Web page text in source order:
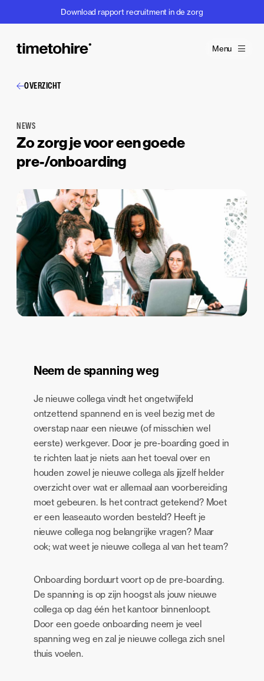
Download rapport recruitment in de zorg
Menu
OVERZICHT
NEWS
Zo zorg je voor een goede
pre-/onboarding
Neem de spanning weg
Je nieuwe collega vindt het ongetwijfeld
ontzettend spannend en is veel bezig met de
overstap naar een nieuwe (of misschien wel
eerste) werkgever. Door je pre-boarding goed in
te richten laat je niets aan het toeval over en
houden zowel je nieuwe collega als jijzelf helder
overzicht over wat er allemaal aan voorbereiding
moet gebeuren. Is het contract getekend? Moet
er een leaseauto worden besteld? Heeft je
nieuwe collega nog belangrijke vragen? Maar
ook; wat weet je nieuwe collega al van het team?
Onboarding borduurt voort op de pre-boarding.
De spanning is op zijn hoogst als jouw nieuwe
collega op dag één het kantoor binnenloopt.
Door een goede onboarding neem je veel
spanning weg en zal je nieuwe collega zich snel
thuis voelen.